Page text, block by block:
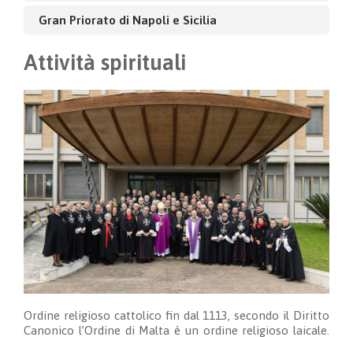
Gran Priorato di Napoli e Sicilia
Attività spirituali
Ordine religioso cattolico fin dal 1113, secondo il Diritto
Canonico l’Ordine di Malta è un ordine religioso laicale.